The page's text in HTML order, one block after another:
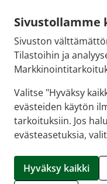
Sivustollamme
Sivuston
Tilastoihin ja
Valitse "Hyväksy
evästeiden käytön
tarkoituksiin. Jos
evästeasetuksia,
Hyväksy kaikki
Sähköpostiosoite:
kirjaamo@fimea.fi
Fimean vaihde:
029 522 3341
Hallitse evästeitä